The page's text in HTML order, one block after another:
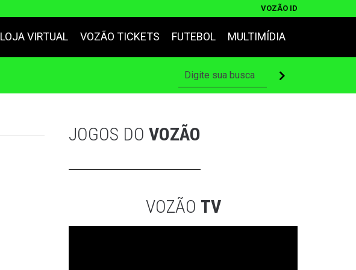
VOZÃO ID
LOJA VIRTUAL VOZÃO TICKETS FUTEBOL MULTIMÍDIA
JOGOS DO VOZÃO
VOZÃO TV